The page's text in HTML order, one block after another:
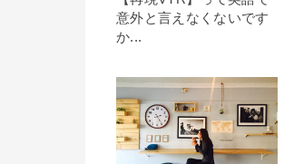
意外と言えなくないです
か...